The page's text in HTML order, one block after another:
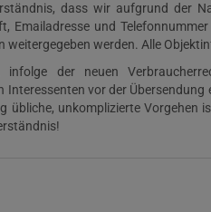
dass wir aufgrund der
Emailadresse und
weitergegeben werden. Alle
infolge der neuen
Interessenten vor der
übliche, unkomplizierte Vorgehen